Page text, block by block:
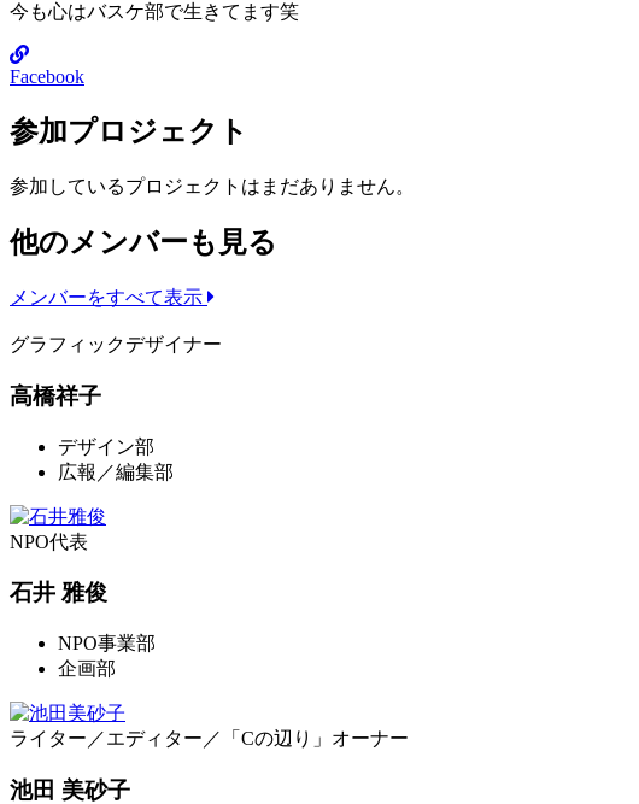
今も心はバスケ部で生きてます笑
Facebook
参加プロジェクト
参加しているプロジェクトはまだありません。
他のメンバーも見る
メンバーをすべて表示
グラフィックデザイナー
高橋祥子
デザイン部
広報／編集部
NPO代表
石井 雅俊
NPO事業部
企画部
ライター／エディター／「Cの辺り」オーナー
池田 美砂子